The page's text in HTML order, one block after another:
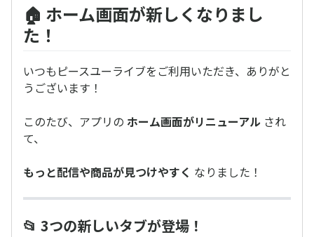
🏠 ホーム画面が新しくなりまし
た！
いつもピースユーライブをご利用いただき、ありがと
うございます！
このたび、アプリの ホーム画面がリニューアル され
て、
もっと配信や商品が見つけやすく なりました！
📂 3つの新しいタブが登場！